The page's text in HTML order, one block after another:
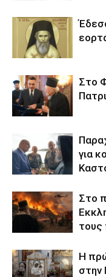
Στο
για
Στο
τους
Η
στην